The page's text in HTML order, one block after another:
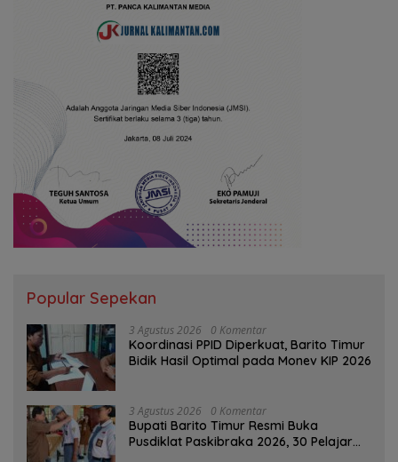
Popular Sepekan
3 Agustus 2026 0 Komentar
Koordinasi PPID Diperkuat, Barito Timur
Bidik Hasil Optimal pada Monev KIP 2026
3 Agustus 2026 0 Komentar
Bupati Barito Timur Resmi Buka
Pusdiklat Paskibraka 2026, 30 Pelajar